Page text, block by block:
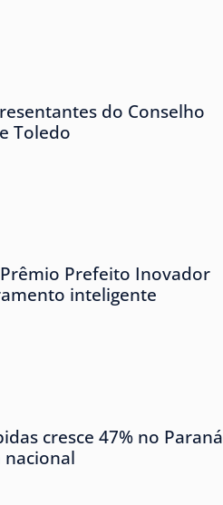
do Conselho
Toledo
Prefeito Inovador
inteligente
cresce 47% no Paraná
nacional